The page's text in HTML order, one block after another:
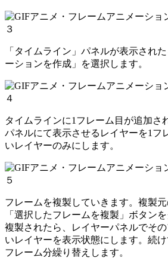
３
「タイムライン」パネルが表示され
ーションを作成」を選択します。
４
タイムラインに1フレーム目が追加さ
パネルにて表示させるレイヤーを1フ
いレイヤーのみにします。
５
フレームを複製していきます。複製元
「選択したフレームを複製」ボタン
複製されたら、レイヤーパネルでそ
いレイヤーを表示状態にします。続
フレーム分繰り替えします。